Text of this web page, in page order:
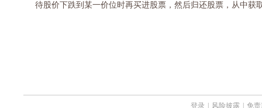
待股价下跌到某一价位时再买进股票，然后归还股票，从中获
登录 风险披露
免